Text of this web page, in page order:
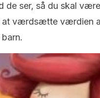
de ser, så du skal
at værdsætte værdien